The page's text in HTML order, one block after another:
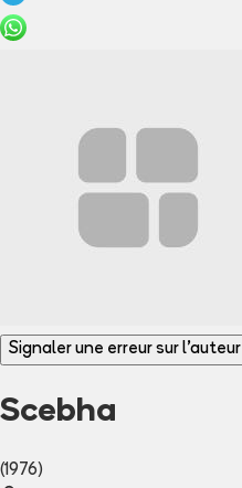
Signaler une erreur sur l'auteur
Scebha
(1976)